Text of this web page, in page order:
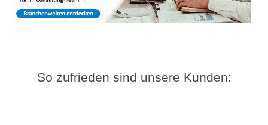
So zufrieden sind unsere Kunden: